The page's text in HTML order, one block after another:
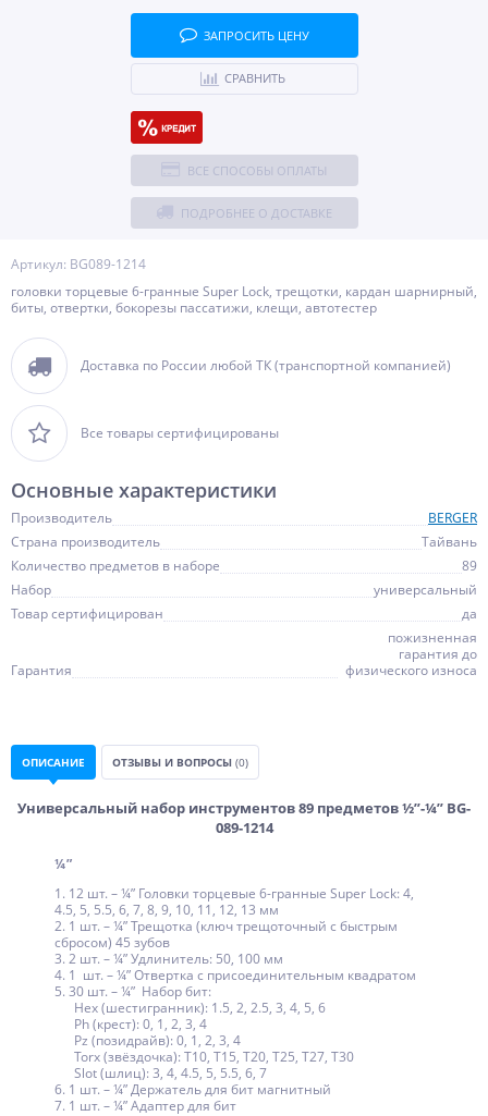
Артикул: BG089-1214
головки торцевые 6-гранные Super Lock, трещотки, кардан шарнирный,
биты, отвертки, бокорезы пассатижи, клещи, автотестер
Доставка по России любой ТК (транспортной компанией)
Все товары сертифицированы
ЗАПРОСИТЬ ЦЕНУ
СРАВНИТЬ
ВСЕ СПОСОБЫ ОПЛАТЫ
ПОДРОБНЕЕ О ДОСТАВКЕ
Основные характеристики
Производитель
BERGER
Страна производитель
Тайвань
Количество предметов в наборе
89
Набор
универсальный
Товар сертифицирован
да
Гарантия
пожизненная
гарантия до
физического износа
ОПИСАНИЕ ОТЗЫВЫ И ВОПРОСЫ (0)
Универсальный набор инструментов 89 предметов ½”-¼” BG-
089-1214
¼”
1. 12 шт. – ¼” Головки торцевые 6-гранные Super Lock: 4,
4.5, 5, 5.5, 6, 7, 8, 9, 10, 11, 12, 13 мм
2. 1 шт. – ¼” Трещотка (ключ трещоточный с быстрым
сбросом) 45 зубов
3. 2 шт. – ¼” Удлинитель: 50, 100 мм
4. 1 шт. – ¼” Отвертка с присоединительным квадратом
5. 30 шт. – ¼” Набор бит:
Hex (шестигранник): 1.5, 2, 2.5, 3, 4, 5, 6
Ph (крест): 0, 1, 2, 3, 4
Pz (позидрайв): 0, 1, 2, 3, 4
Torx (звёздочка): T10, T15, T20, T25, T27, T30
Slot (шлиц): 3, 4, 4.5, 5, 5.5, 6, 7
6. 1 шт. – ¼” Держатель для бит магнитный
7. 1 шт. – ¼” Адаптер для бит